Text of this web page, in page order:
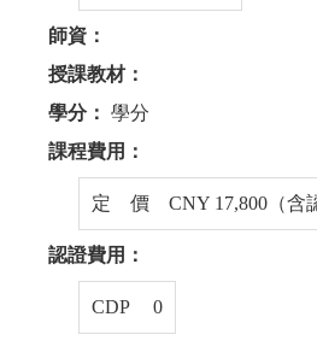
師資：
授課教材：
學分： 學分
課程費用：
定 價 CNY 17,800（含
認證費用：
CDP 0